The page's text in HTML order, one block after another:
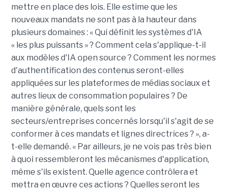
mettre en place des lois. Elle estime que les
nouveaux mandats ne sont pas à la hauteur dans
plusieurs domaines : « Qui définit les systèmes d'IA
« les plus puissants » ? Comment cela s'applique-t-il
aux modèles d'IA open source ? Comment les normes
d'authentification des contenus seront-elles
appliquées sur les plateformes de médias sociaux et
autres lieux de consommation populaires ? De
manière générale, quels sont les
secteurs/entreprises concernés lorsqu'il s'agit de se
conformer à ces mandats et lignes directrices ? », a-
t-elle demandé. « Par ailleurs, je ne vois pas très bien
à quoi ressembleront les mécanismes d'application,
même s'ils existent. Quelle agence contrôlera et
mettra en œuvre ces actions ? Quelles seront les